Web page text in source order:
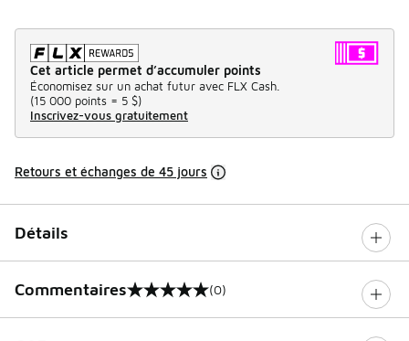
Cet article permet d’accumuler points
Économisez sur un achat futur avec FLX Cash.
(15 000 points = 5 $)
Inscrivez-vous gratuitement
Retours et échanges de 45 jours
Détails
Commentaires
0 sur 5 notes (0)